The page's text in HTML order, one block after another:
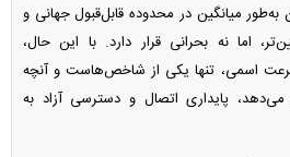
به‌طور میانگین در محدوده قابل‌قبول جهانی و
اما نه بحرانی قرار دارد. با این حال،
اسمی، تنها یکی از شاخص‌هاست و آنچه
می‌دهد، پایداری اتصال و دسترسی آزاد به